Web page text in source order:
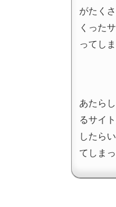
がたく
くった
ってし
あたら
るサイ
したら
てしま